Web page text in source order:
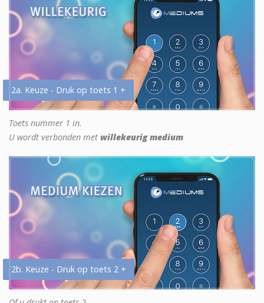
2a. Keuze - Druk op toets 1 +
Toets nummer 1 in.
U wordt verbonden met willekeurig medium
2b. Keuze - Druk op toets 2 +